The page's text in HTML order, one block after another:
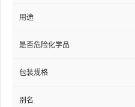
用途
是否危险化学品
包装规格
别名